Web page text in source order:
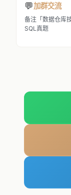
💬加群交流
备注「数据仓库
SQL真题